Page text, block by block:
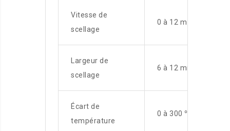
Vitesse de
scellage
0 à 12 m / min
Largeur de
scellage
6 à 12 mm
Écart de
température
0 à 300 ℃